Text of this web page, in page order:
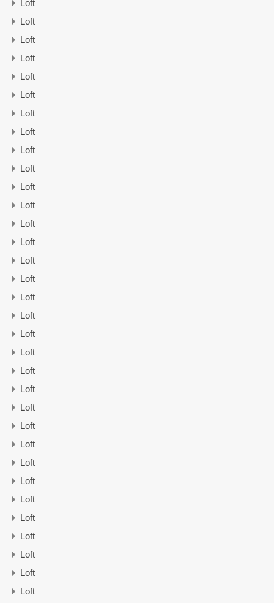
Loft
Loft
Loft
Loft
Loft
Loft
Loft
Loft
Loft
Loft
Loft
Loft
Loft
Loft
Loft
Loft
Loft
Loft
Loft
Loft
Loft
Loft
Loft
Loft
Loft
Loft
Loft
Loft
Loft
Loft
Loft
Loft
Loft